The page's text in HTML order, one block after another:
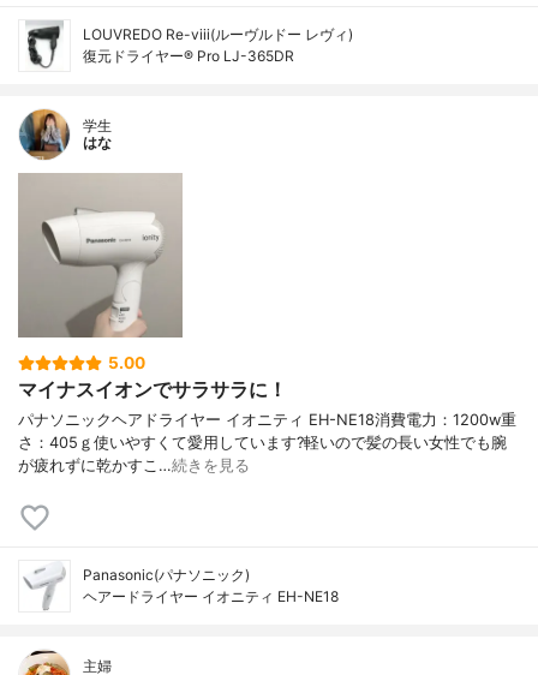
LOUVREDO Re-viii(ルーヴルドー レヴィ)
復元ドライヤー® Pro LJ-365DR
学生
はな
5.00
マイナスイオンでサラサラに！
パナソニックヘアドライヤー イオニティ EH-NE18消費電力：1200w重
さ：405ｇ使いやすくて愛用しています?軽いので髪の長い女性でも腕
が疲れずに乾かすこ…続きを見る
Panasonic(パナソニック)
ヘアードライヤー イオニティ EH-NE18
主婦